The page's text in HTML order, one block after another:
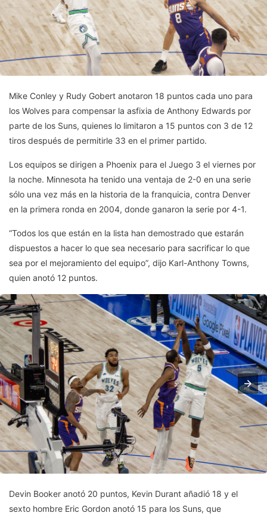
Mike Conley y Rudy Gobert anotaron 18 puntos cada uno para
los Wolves para compensar la asfixia de Anthony Edwards por
parte de los Suns, quienes lo limitaron a 15 puntos con 3 de 12
tiros después de permitirle 33 en el primer partido.
Los equipos se dirigen a Phoenix para el Juego 3 el viernes por
la noche. Minnesota ha tenido una ventaja de 2-0 en una serie
sólo una vez más en la historia de la franquicia, contra Denver
en la primera ronda en 2004, donde ganaron la serie por 4-1.
“Todos los que están en la lista han demostrado que estarán
dispuestos a hacer lo que sea necesario para sacrificar lo que
sea por el mejoramiento del equipo”, dijo Karl-Anthony Towns,
quien anotó 12 puntos.
Devin Booker anotó 20 puntos, Kevin Durant añadió 18 y el
sexto hombre Eric Gordon anotó 15 para los Suns, que